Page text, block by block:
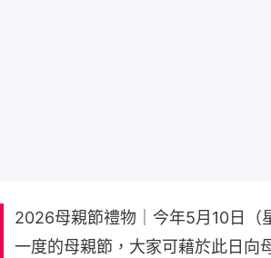
2026母親節禮物｜今年5月10日（
一度的母親節，大家可藉於此日向